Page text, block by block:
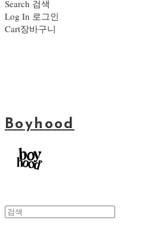
Search 검색
Log In 로그인
Cart장바구니
Boyhood